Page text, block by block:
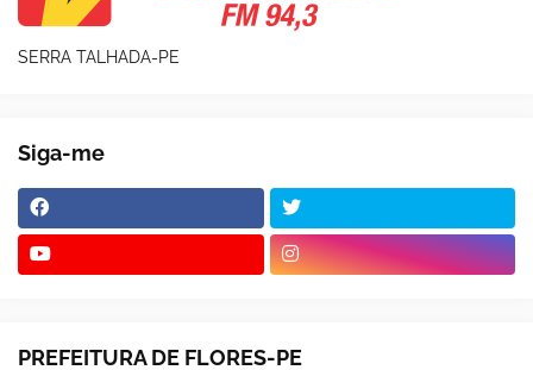
SERRA TALHADA-PE
Siga-me
PREFEITURA DE FLORES-PE